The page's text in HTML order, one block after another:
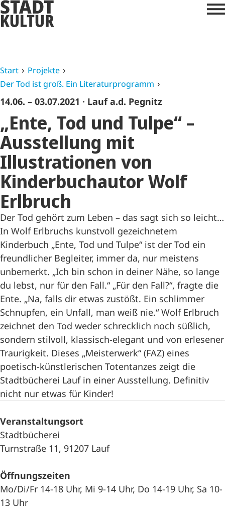
Start
Projekte
Der Tod ist groß. Ein Literaturprogramm
14.06. – 03.07.2021 · Lauf a.d. Pegnitz
„Ente, Tod und Tulpe“ –
Ausstellung mit
Illustrationen von
Kinderbuchautor Wolf
Erlbruch
Der Tod gehört zum Leben – das sagt sich so leicht…
In Wolf Erlbruchs kunstvoll gezeichnetem
Kinderbuch „Ente, Tod und Tulpe“ ist der Tod ein
freundlicher Begleiter, immer da, nur meistens
unbemerkt. „Ich bin schon in deiner Nähe, so lange
du lebst, nur für den Fall.“ „Für den Fall?“, fragte die
Ente. „Na, falls dir etwas zustößt. Ein schlimmer
Schnupfen, ein Unfall, man weiß nie.“ Wolf Erlbruch
zeichnet den Tod weder schrecklich noch süßlich,
sondern stilvoll, klassisch-elegant und von erlesener
Traurigkeit. Dieses „Meisterwerk“ (FAZ) eines
poetisch-künstlerischen Totentanzes zeigt die
Stadtbücherei Lauf in einer Ausstellung. Definitiv
nicht nur etwas für Kinder!
Veranstaltungsort
Stadtbücherei
Turnstraße 11, 91207 Lauf
Öffnungszeiten
Mo/Di/Fr 14-18 Uhr, Mi 9-14 Uhr, Do 14-19 Uhr, Sa 10-
13 Uhr